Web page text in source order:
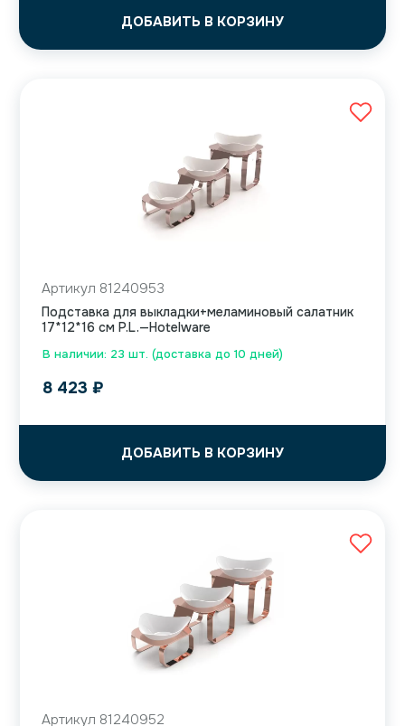
ДОБАВИТЬ В КОРЗИНУ
В наличии: 23 шт. (доставка до 10 дней)
Артикул 81240953
Подставка для выкладки+меламиновый салатник
17*12*16 см P.L.—Hotelware
8 423 ₽
ДОБАВИТЬ В КОРЗИНУ
Артикул 81240952